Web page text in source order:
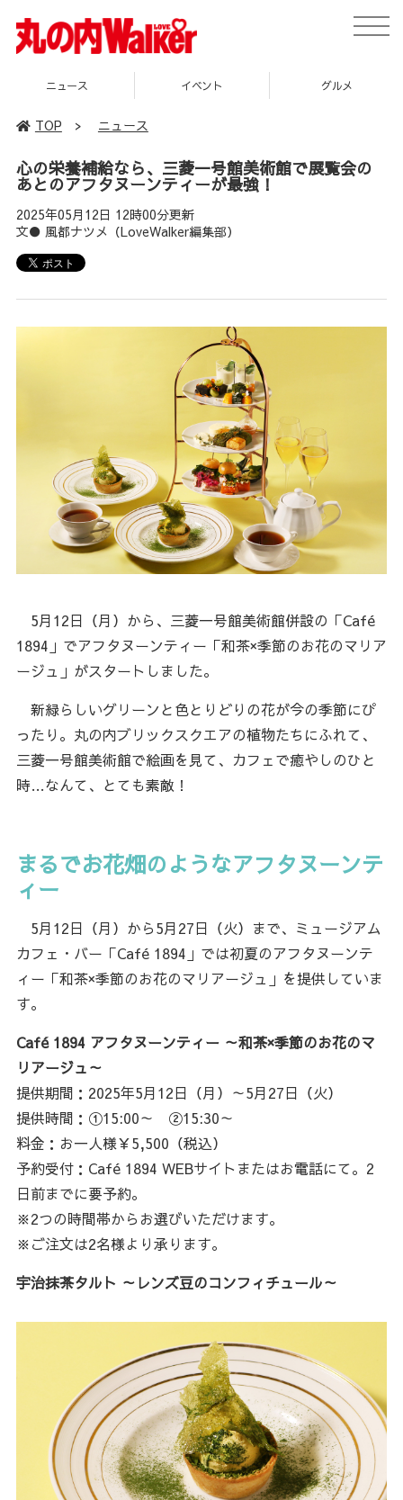
toggle
イベント グルメ スポット
TOP > ニュース
心の栄養補給なら、三菱一号館美術館で展覧会の
あとのアフタヌーンティーが最強！
2025年05月12日 12時00分更新
文● 風都ナツメ（LoveWalker編集部）
5月12日（月）から、三菱一号館美術館併設の「Café
1894」でアフタヌーンティー「和茶×季節のお花のマリア
ージュ」がスタートしました。
新緑らしいグリーンと色とりどりの花が今の季節にぴ
ったり。丸の内ブリックスクエアの植物たちにふれて、
三菱一号館美術館で絵画を見て、カフェで癒やしのひと
時…なんて、とても素敵！
まるでお花畑のようなアフタヌーンテ
ィー
5月12日（月）から5月27日（火）まで、ミュージアム
カフェ・バー「Café 1894」では初夏のアフタヌーンテ
ィー「和茶×季節のお花のマリアージュ」を提供していま
す。
Café 1894 アフタヌーンティー ～和茶×季節のお花のマ
リアージュ～
提供期間：2025年5月12日（月）～5月27日（火）
提供時間：①15:00～ ②15:30～
料金：お一人様￥5,500（税込）
予約受付：Café 1894 WEBサイトまたはお電話にて。2
日前までに要予約。
※2つの時間帯からお選びいただけます。
※ご注文は2名様より承ります。
宇治抹茶タルト ～レンズ豆のコンフィチュール～